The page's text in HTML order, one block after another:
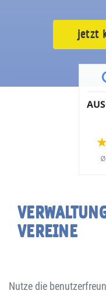
jetzt
VEREINE
Nutze die